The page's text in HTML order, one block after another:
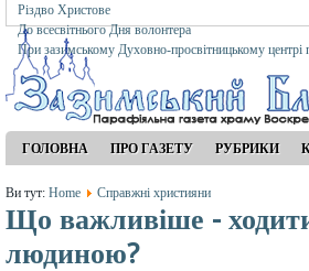
Різдво Христове
До всесвітнього Дня волонтера
При зазимському Духовно-просвітницькому
ГОЛОВНА ПРО ГАЗЕТУ РУБРИКИ
Ви тут: Home Справжні християни
Що важливіше -
людиною?